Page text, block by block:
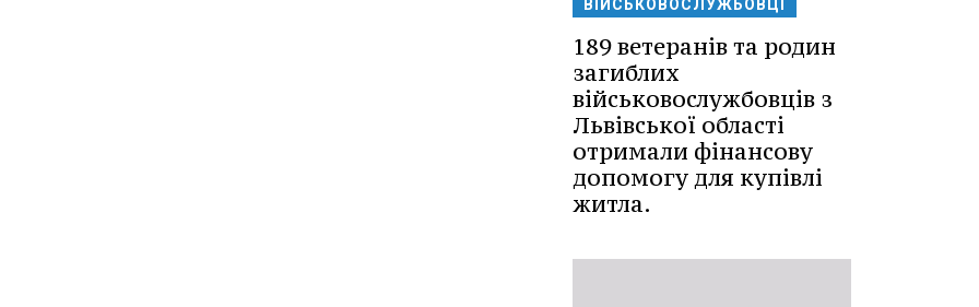
ВІЙСЬКОВОСЛУЖБОВЦІ
189 ветеранів та родин
загиблих
військовослужбовців з
Львівської області
отримали фінансову
допомогу для купівлі
житла.